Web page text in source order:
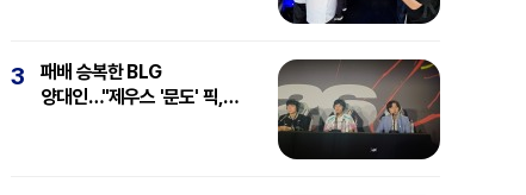
3
패배 승복한 BLG
양대인…"제우스 '문도' 픽,